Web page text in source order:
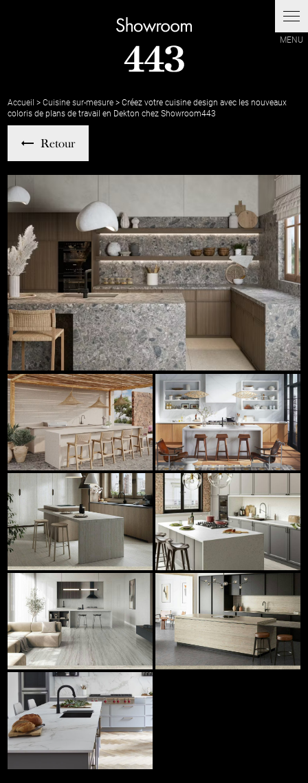
Accueil >Cuisine sur-mesure> Créez votre cuisine design avec les nouveaux
coloris de plans de travail en Dekton chez Showroom443
Retour